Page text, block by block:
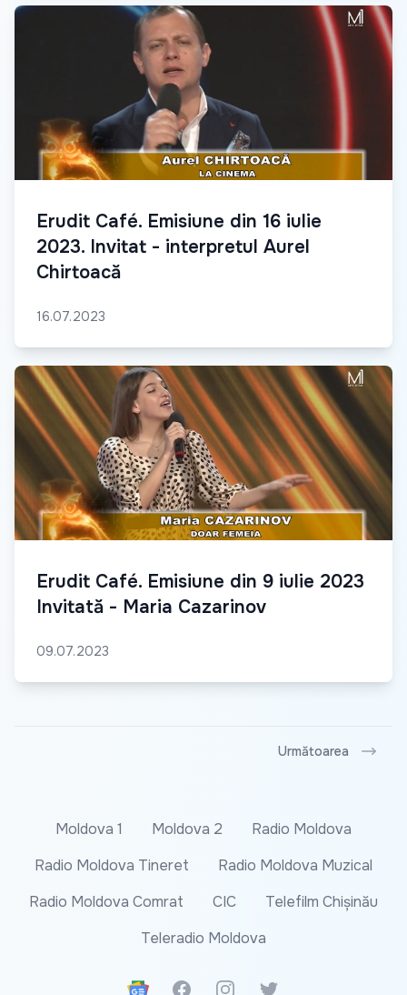
Erudit Café. Emisiune din 16 iulie
2023. Invitat - interpretul Aurel
Chirtoacă
16.07.2023
Erudit Café. Emisiune din 9 iulie 2023
Invitată - Maria Cazarinov
09.07.2023
Următoarea
Moldova 1 Moldova 2
Radio Moldova
Radio Moldova Tineret
Radio Moldova Muzical
Radio Moldova Comrat
CIC
Telefilm Chișinău
Teleradio Moldova
Google News
FacebookInstagramTwitter